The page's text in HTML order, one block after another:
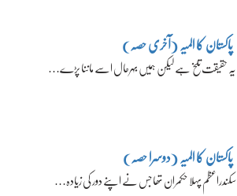
پاکستان کا المیہ (آخری حصہ)
یہ حقیقت تلخ ہے لیکن ہمیں بہرحال اسے ماننا پڑے…
پاکستان کا المیہ (دوسرا حصہ)
سکندراعظم پہلا حکمران تھا جس نے اپنے دور کی زیادہ…